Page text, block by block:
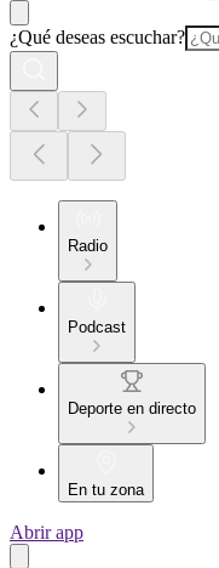
¿Qué deseas escuchar?
Radio
Podcast
Deporte en directo
En tu zona
Abrir app